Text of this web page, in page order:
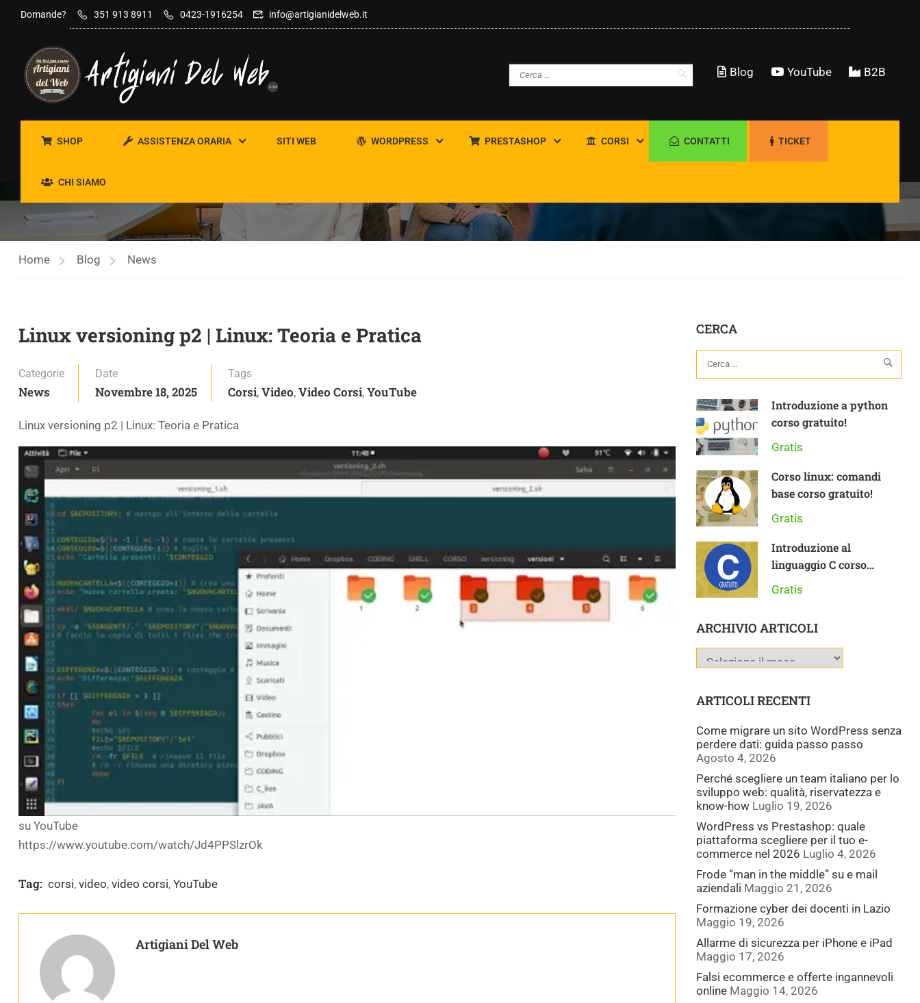
contenuto
Domande? 351 913 8911 0423-1916254 info@artigianidelweb.it
B2B
YouTube
Blog
SHOP ASSISTENZA ORARIA SITI WEB WORDPRESS PRESTASHOP CORSI CONTATTI TICKET
CHI SIAMO
NEWS
Home Blog News
Linux versioning p2 | Linux: Teoria e Pratica
Categorie
News
Date
Novembre 18, 2025
Tags
Corsi, Video, Video Corsi, YouTube
Linux versioning p2 | Linux: Teoria e Pratica
su YouTube
https://www.youtube.com/watch/Jd4PPSlzrOk
Tag: corsi, video, video corsi, YouTube
Artigiani Del Web
CERCA
Introduzione a python
corso gratuito!
Gratis
Corso linux: comandi
base corso gratuito!
Gratis
Introduzione al
linguaggio C corso
gratuito
Gratis
ARCHIVIO ARTICOLI
ARTICOLI RECENTI
Come migrare un sito WordPress senza
perdere dati: guida passo passo
Agosto 4, 2026
Perché scegliere un team italiano per lo
sviluppo web: qualità, riservatezza e
know-how Luglio 19, 2026
WordPress vs Prestashop: quale
piattaforma scegliere per il tuo e-
commerce nel 2026 Luglio 4, 2026
Frode “man in the middle” su e mail
aziendali Maggio 21, 2026
Formazione cyber dei docenti in Lazio
Maggio 19, 2026
Allarme di sicurezza per iPhone e iPad
Maggio 17, 2026
Falsi ecommerce e offerte ingannevoli
online Maggio 14, 2026